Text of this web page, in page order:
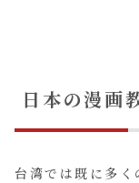
日本の漫画
台湾では既に多